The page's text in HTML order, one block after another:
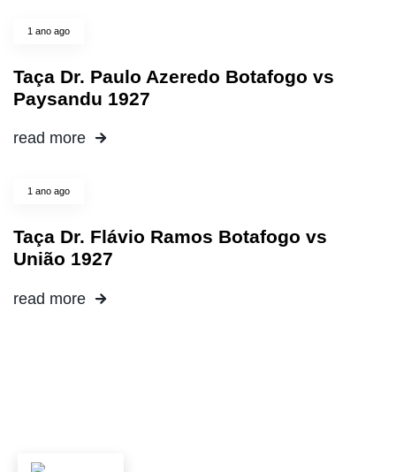
1 ano ago
Taça Dr. Paulo Azeredo Botafogo vs
Paysandu 1927
read more
1 ano ago
Taça Dr. Flávio Ramos Botafogo vs
União 1927
read more